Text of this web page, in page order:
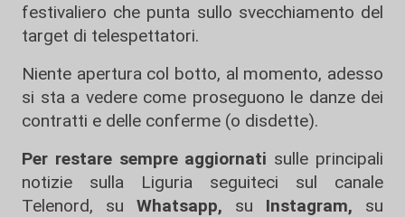
festivaliero che punta sullo svecchiamento del
target di telespettatori.
Niente apertura col botto, al momento, adesso
si sta a vedere come proseguono le danze dei
contratti e delle conferme (o disdette).
Per restare sempre aggiornati sulle principali
notizie sulla Liguria seguiteci sul canale
Telenord, su
Whatsapp, su Instagram, su